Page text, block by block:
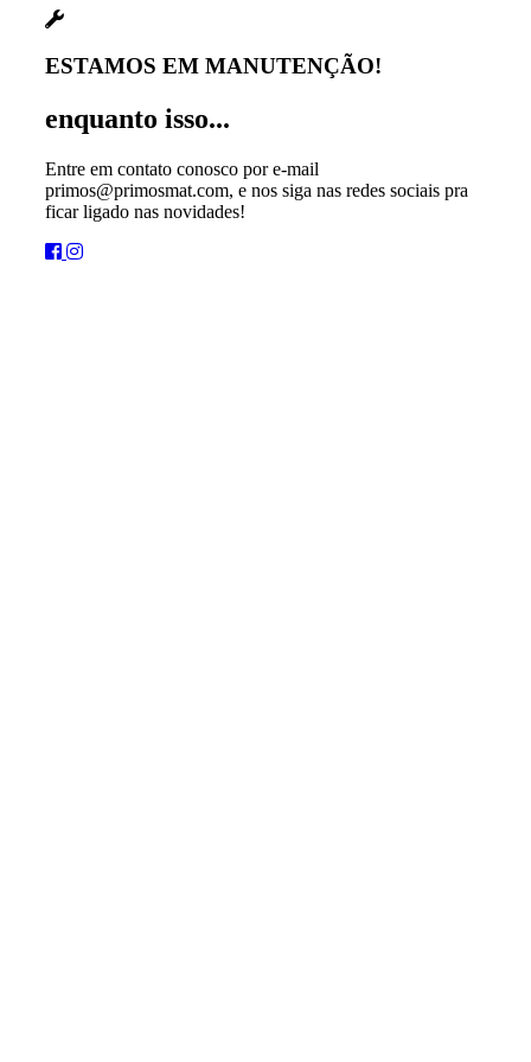
ESTAMOS EM MANUTENÇÃO!
enquanto isso...
Entre em contato conosco por e-mail
primos@primosmat.com, e nos siga nas redes sociais pra
ficar ligado nas novidades!